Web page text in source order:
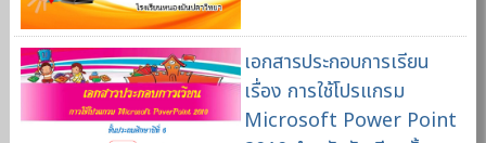
เอกสารประกอบการเรียน
เรื่อง การใช้โปรแกรม
Microsoft Power Point